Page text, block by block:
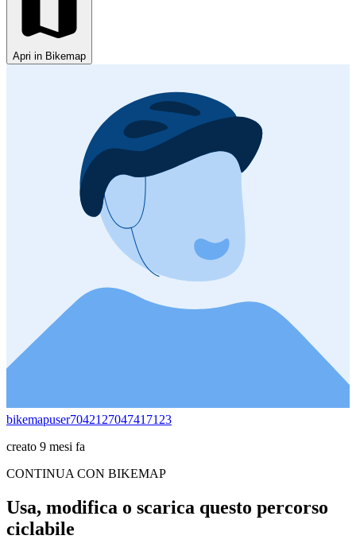
Apri in Bikemap
bikemapuser7042127047417123
creato 9 mesi fa
CONTINUA CON BIKEMAP
Usa, modifica o scarica questo percorso
ciclabile